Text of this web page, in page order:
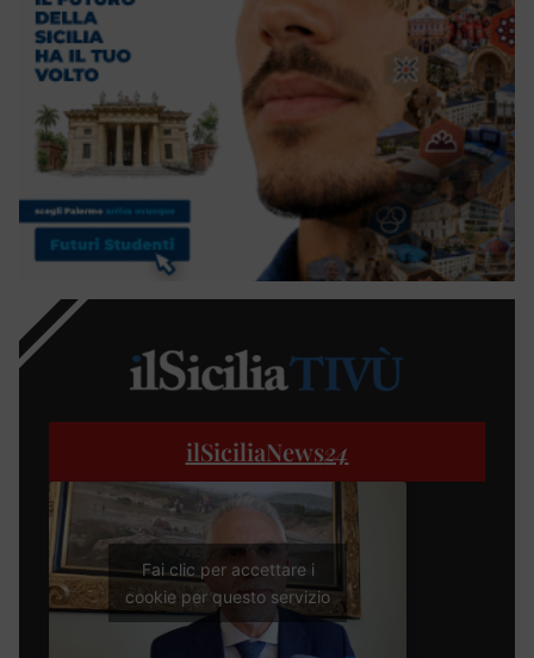
ilSiciliaNews24
Fai clic per accettare i
cookie per questo servizio